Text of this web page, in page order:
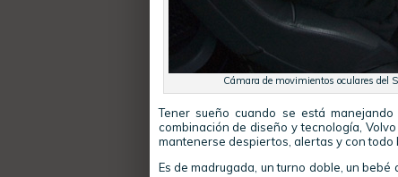
Cámara de movimientos oculares del
Tener sueño cuando se está
combinación de diseño y tecnología,
mantenerse despiertos, alertas y con todo
Es de madrugada, un turno doble, un